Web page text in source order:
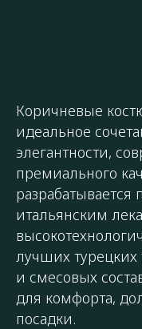
Коричневые
идеальное
элегантности,
премиального
итальянским
лучших турецких
и смесовых
для комфорта,
посадки.